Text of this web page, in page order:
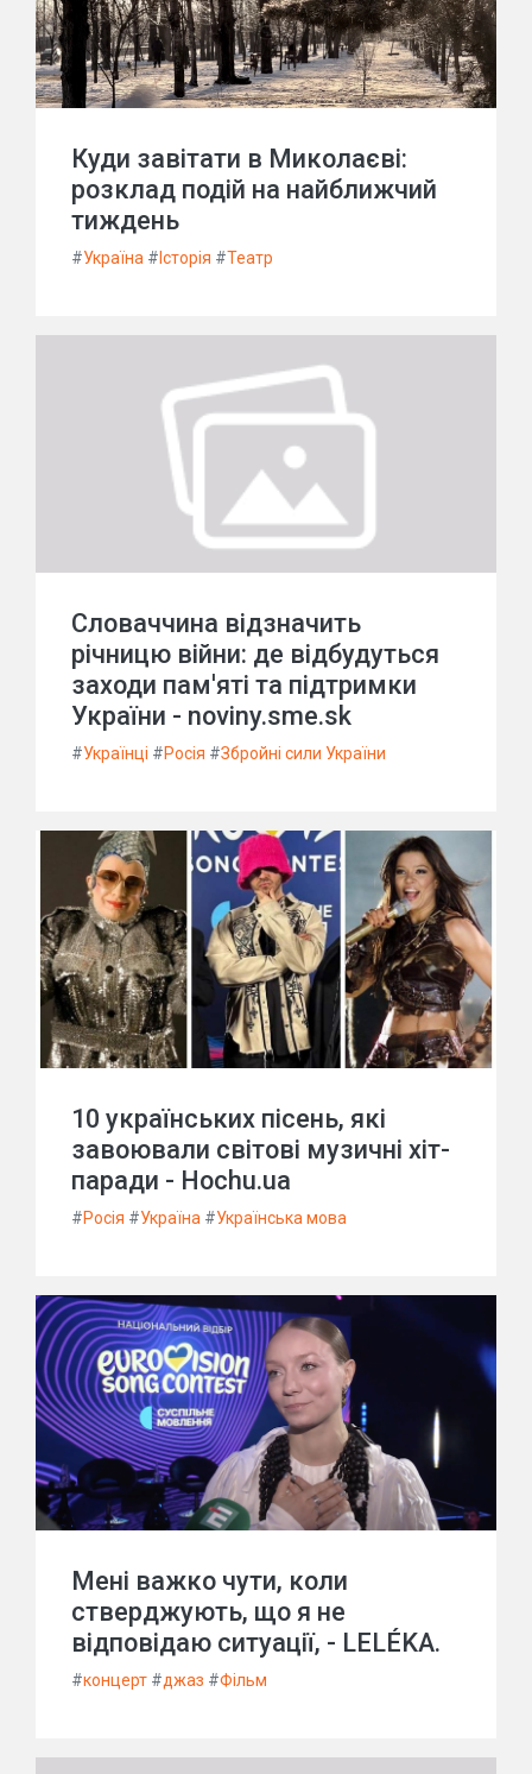
Куди завітати в Миколаєві:
розклад подій на найближчий
тиждень
#Україна # Історія #Театр
Словаччина відзначить
річницю війни: де відбудуться
заходи пам'яті та підтримки
України - noviny.sme.sk
#Українці #Росія #Збройні сили України
10 українських пісень, які
завоювали світові музичні хіт-
паради - Hochu.ua
#Росія #Україна #Українська мова
Мені важко чути, коли
стверджують, що я не
відповідаю ситуації, - LELÉKA.
#концерт #джаз #Фільм